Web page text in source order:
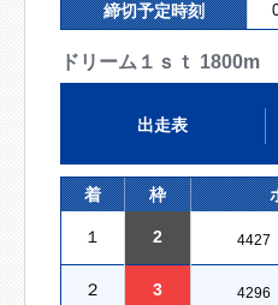
締切予定時刻
ドリーム１ｓｔ 1800m
出走表
着 枠
１ 2 4427
２ 3 4296